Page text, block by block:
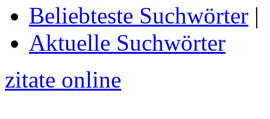
Beliebteste Suchwörter |
Aktuelle Suchwörter
zitate online